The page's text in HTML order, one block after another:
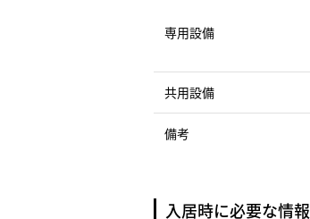
専用設備
共用設備
備考
入居時に必要な情報